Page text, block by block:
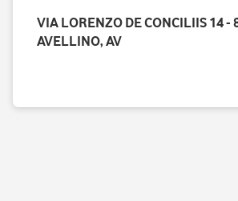
VIA LORENZO DE CONCILIIS 14 -
AVELLINO, AV